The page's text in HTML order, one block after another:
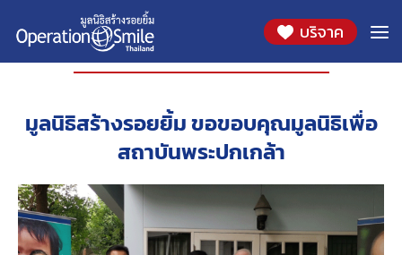
บริจาค
องค์กรที่ร่วมสนับสนุน
มูลนิธิสร้างรอยยิ้ม ขอขอบคุณมูลนิธิเพื่อ
สถาบันพระปกเกล้า